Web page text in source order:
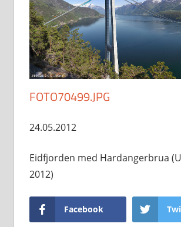
FOTO70499.JPG
24.05.2012
Eidfjorden med Hardangerbrua
2012)
Facebook